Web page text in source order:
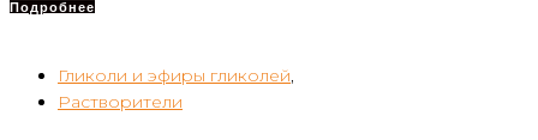
Подробнее
Гликоли и эфиры гликолей,
Растворители